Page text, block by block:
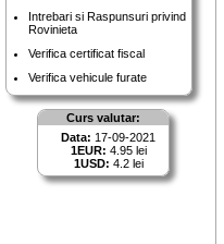
Intrebari si Raspunsuri privind
Rovinieta
Verifica certificat fiscal
Verifica vehicule furate
Curs valutar:
Data: 17-09-2021
1EUR: 4.95 lei
1USD: 4.2 lei